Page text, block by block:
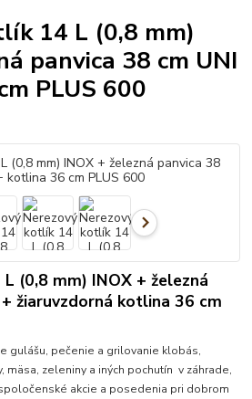
14 L (0,8 mm)
panvica 38 cm UNI
PLUS 600
(0,8 mm) INOX + železná
žiaruvzdorná kotlina 36 cm
gulášu, pečenie a grilovanie klobás,
mäsa, zeleniny a iných pochutín v záhrade,
akcie a posedenia pri dobrom